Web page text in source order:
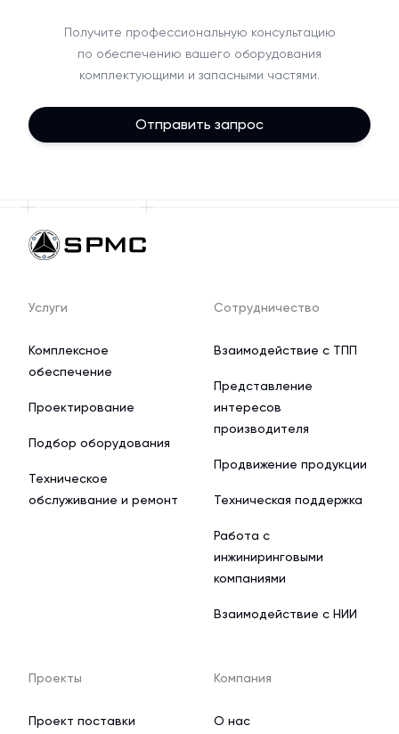
Получите профессиональную консультацию
по обеспечению вашего оборудования
комплектующими и запасными частями.
Отправить запрос
Услуги
Комплексное
обеспечение
Проектирование
Подбор оборудования
Техническое
обслуживание и ремонт
Сотрудничество
Взаимодействие с ТПП
Представление
интересов
производителя
Продвижение продукции
Техническая поддержка
Работа с
инжиниринговыми
компаниями
Взаимодействие с НИИ
Проекты
Проект поставки
Компания
О нас